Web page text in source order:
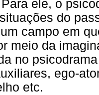
ele, o
do
campo em
meio da
no
ego-
etc.